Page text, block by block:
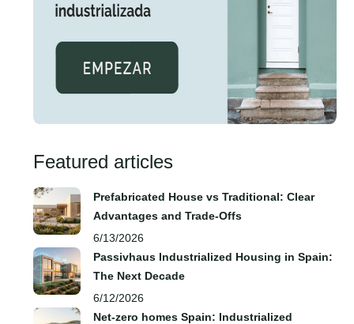
Featured articles
Prefabricated House vs Traditional: Clear
Advantages and Trade‑Offs
6/13/2026
Passivhaus Industrialized Housing in Spain:
The Next Decade
6/12/2026
Net-zero homes Spain: Industrialized